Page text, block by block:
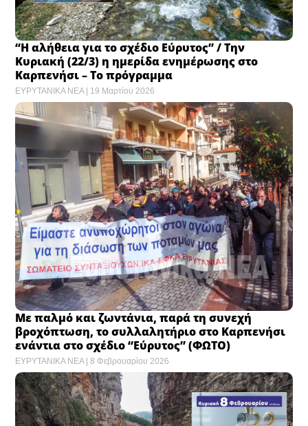
“Η αλήθεια για το σχέδιο Εύρυτος” / Την
Κυριακή (22/3) η ημερίδα ενημέρωσης στο
Καρπενήσι – Το πρόγραμμα
ΕΥΡΥΤΑΝΙΚΑ ΝΕΑ 19 Μαρτίου 2026
Με παλμό και ζωντάνια, παρά τη συνεχή
βροχόπτωση, το συλλαλητήριο στο Καρπενήσι
ενάντια στο σχέδιο “Εύρυτος” (ΦΩΤΟ)
ΕΥΡΥΤΑΝΙΚΑ ΝΕΑ 8 Φεβρουαρίου 2026